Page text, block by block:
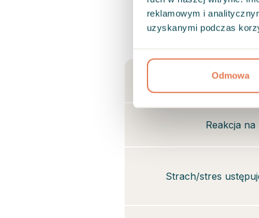
reklamowym i
uzyskanymi podczas
Odmowa
Krótkotrwałą
Reakcja
Strach/stres